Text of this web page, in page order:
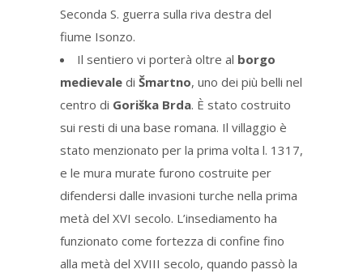
Seconda S. guerra sulla riva destra del
fiume Isonzo.
Il sentiero vi porterà oltre al borgo
medievale di Šmartno, uno dei più belli nel
centro di Goriška Brda. È stato costruito
sui resti di una base romana. Il villaggio è
stato menzionato per la prima volta l. 1317,
e le mura murate furono costruite per
difendersi dalle invasioni turche nella prima
metà del XVI secolo. L’insediamento ha
funzionato come fortezza di confine fino
alla metà del XVIII secolo, quando passò la